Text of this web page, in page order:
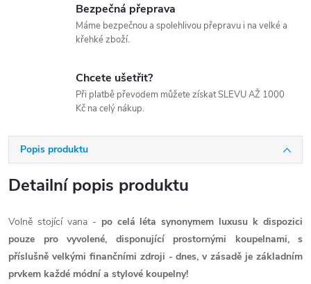
Bezpečná přeprava
Máme bezpečnou a spolehlivou přepravu i na velké a
křehké zboží.
Chcete ušetřit?
Při platbě převodem můžete získat SLEVU AŽ 1000
Kč na celý nákup.
Popis produktu
Detailní popis produktu
Volně stojící vana - po celá léta synonymem luxusu k dispozici
pouze pro vyvolené, disponující prostornými koupelnami, s
příslušně velkými finančními zdroji - dnes, v zásadě je základním
prvkem každé módní a stylové koupelny!